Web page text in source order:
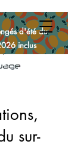
d'été du
inclus
sur-